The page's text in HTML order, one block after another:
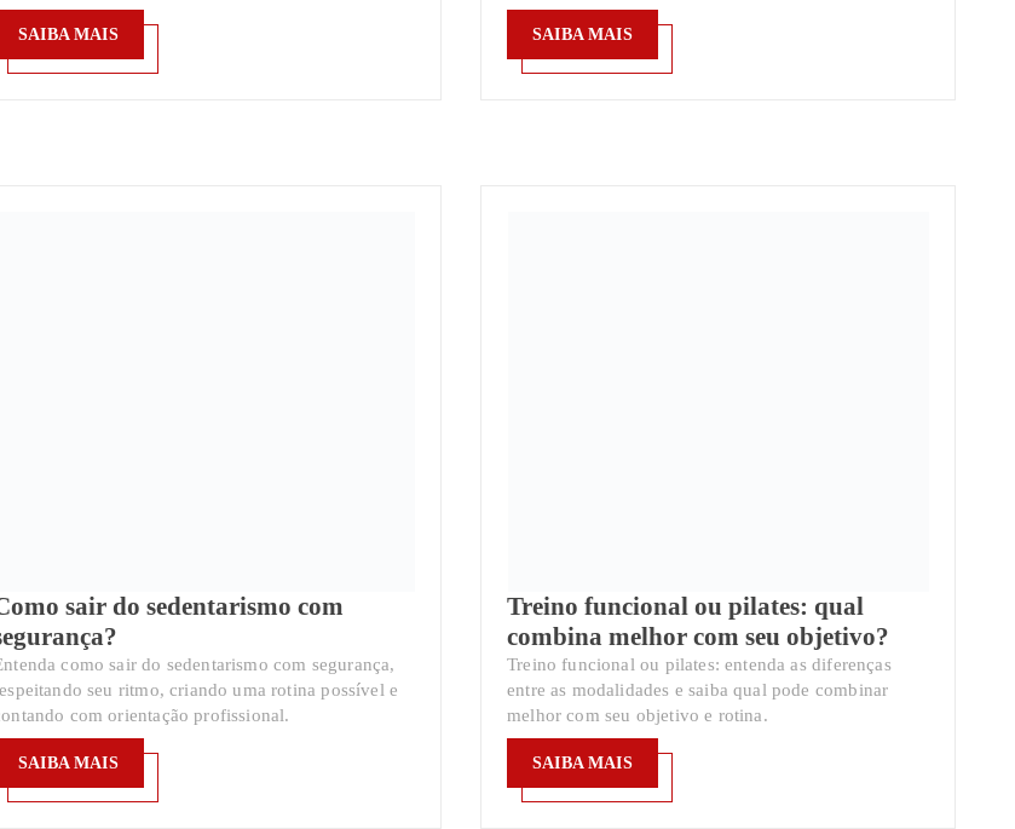
SAIBA MAIS
SAIBA MAIS
sair do sedentarismo com
como sair do sedentarismo com segurança,
seu ritmo, criando uma rotina possível e
com orientação profissional.
SAIBA MAIS
Treino funcional ou pilates: qual
combina melhor com seu objetivo?
Treino funcional ou pilates: entenda as diferenças
entre as modalidades e saiba qual pode combinar
melhor com seu objetivo e rotina.
SAIBA MAIS